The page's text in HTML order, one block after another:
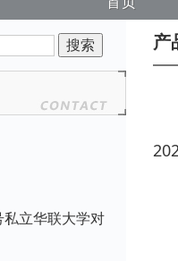
立华联大学对
产